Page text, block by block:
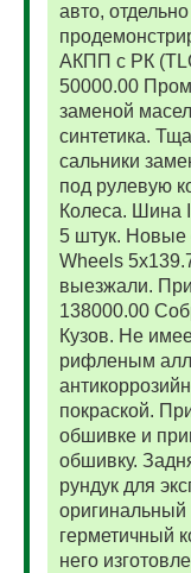
авто,
АКПП с РК
50000.00
заменой
синтетика.
сальники
под рулевую
Колеса. Шина
5 штук. Новые
Wheels
выезжали.
138000.00
Кузов. Не
рифленым
покраской.
обшивке и
обшивку.
рундук для
герметичный
него